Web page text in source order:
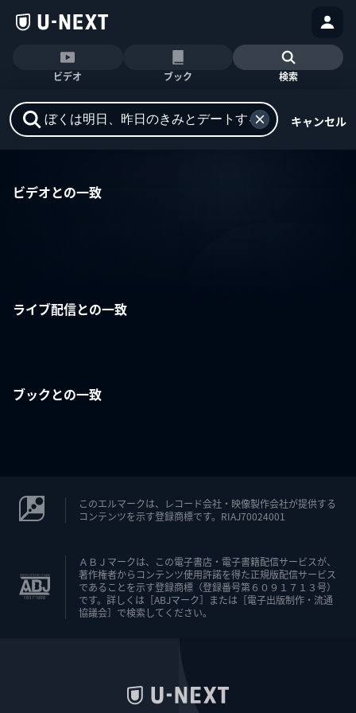
ビデオ ブック 検索
キャンセル
ビデオとの一致
ライブ配信との一致
ブックとの一致
このエルマークは、レコード会社・映像製作会社が提供する
コンテンツを示す登録商標です。RIAJ70024001
ＡＢＪマークは、この電子書店・電子書籍配信サービスが、
著作権者からコンテンツ使用許諾を得た正規版配信サービス
であることを示す登録商標（登録番号第６０９１７１３号）
です。詳しくは［ABJマーク］または［電子出版制作・流通
協議会］で検索してください。